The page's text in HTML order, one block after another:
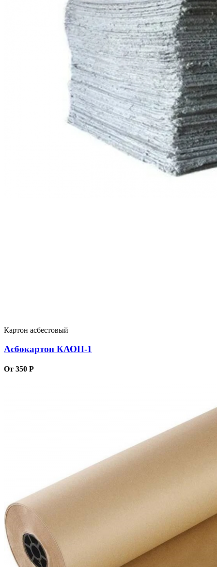
Картон асбестовый
Асбокартон КАОН-1
От 350 Р